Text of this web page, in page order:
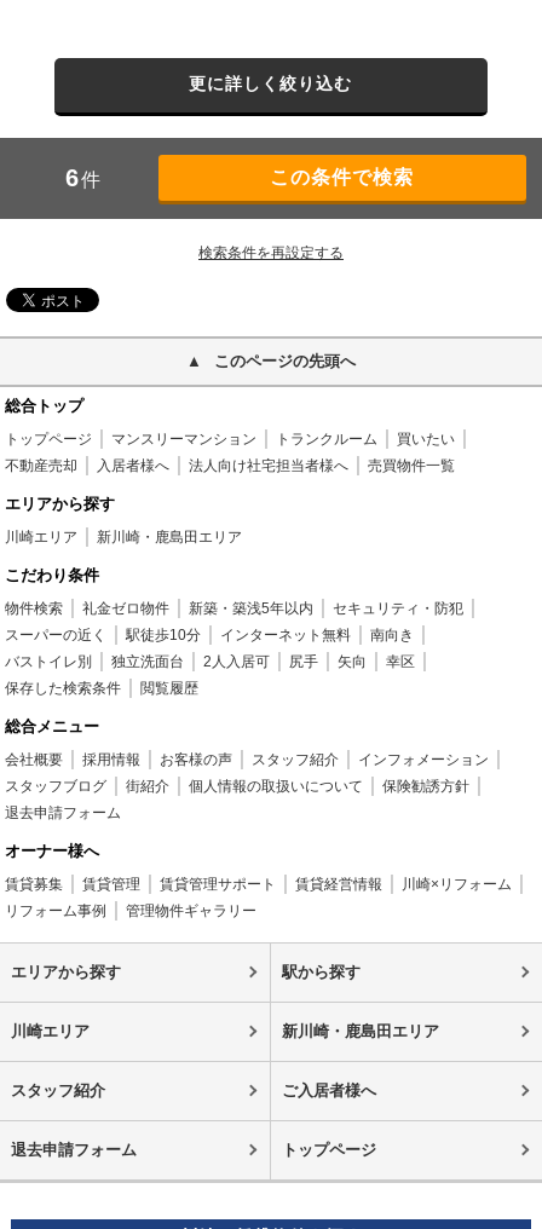
更に詳しく絞り込む
6件
検索条件を再設定する
このページの先頭へ
総合トップ
トップページ マンスリーマンション トランクルーム
買いたい
不動産売却
入居者様へ 法人向け社宅担当者様へ 売買物件一覧
エリアから探す
川崎エリア 新川崎・鹿島田エリア
こだわり条件
物件検索 礼金ゼロ物件 新築・築浅5年以内
セキュリティ・防犯
スーパーの近く
駅徒歩10分 インターネット無料
南向き
バストイレ別
独立洗面台 2人入居可 尻手 矢向
幸区
保存した検索条件
閲覧履歴
総合メニュー
会社概要 採用情報 お客様の声 スタッフ紹介
インフォメーション
スタッフブログ
街紹介 個人情報の取扱いについて
保険勧誘方針
退去申請フォーム
オーナー様へ
賃貸募集 賃貸管理 賃貸管理サポート 賃貸経営情報
川崎×リフォーム
リフォーム事例
管理物件ギャラリー
エリアから探す 駅から探す
川崎エリア 新川崎・鹿島田エリア
スタッフ紹介 ご入居者様へ
退去申請フォーム トップページ